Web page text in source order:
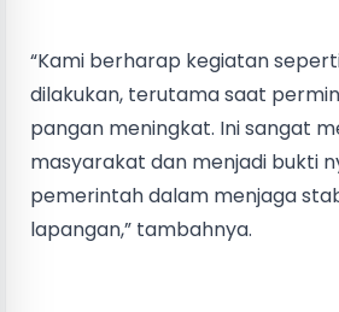
“Kami berharap kegiatan
dilakukan, terutama saat
pangan meningkat. Ini sangat
masyarakat dan menjadi bukti
pemerintah dalam menjaga
lapangan,” tambahnya.